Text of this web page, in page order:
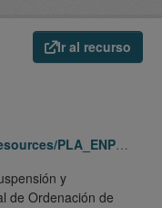
Ir al recurso
LZ/Tegs/lspgotegs/indice.html
y
de Ordenación de